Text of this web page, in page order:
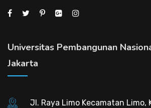
Universitas Pembangunan
Jakarta
Jl. Raya Limo Kecamatan Limo,